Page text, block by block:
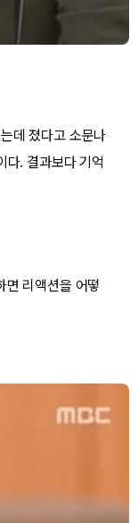
데 졌다고 소문나
다. 결과보다 기억
면 리액션을 어떻